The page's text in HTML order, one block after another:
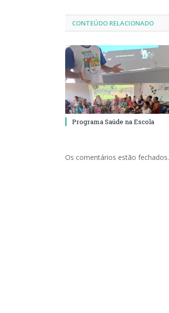
CONTEÚDO RELACIONADO
Programa Saúde na Escola
Os comentários estão fechados.